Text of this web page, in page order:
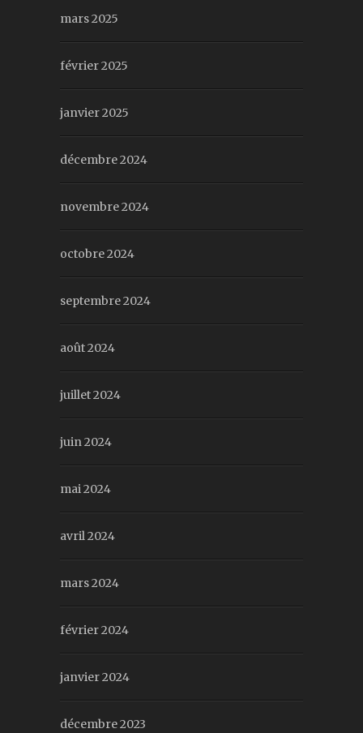
mars 2025
février 2025
janvier 2025
décembre 2024
novembre 2024
octobre 2024
septembre 2024
août 2024
juillet 2024
juin 2024
mai 2024
avril 2024
mars 2024
février 2024
janvier 2024
décembre 2023